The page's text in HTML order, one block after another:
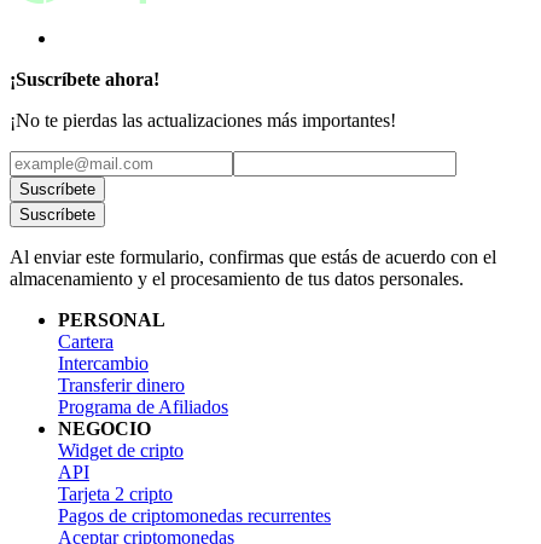
¡Suscríbete ahora!
¡No te pierdas las actualizaciones más importantes!
Suscríbete
Suscríbete
Al enviar este formulario, confirmas que estás de acuerdo con el
almacenamiento y el procesamiento de tus datos personales.
PERSONAL
Cartera
Intercambio
Transferir dinero
Programa de Afiliados
NEGOCIO
Widget de cripto
API
Tarjeta 2 cripto
Pagos de criptomonedas recurrentes
Aceptar criptomonedas